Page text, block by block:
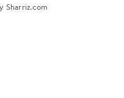
Sharriz.com